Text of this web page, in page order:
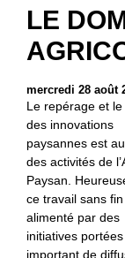
LE
mercredi 28 août
Le repérage et
des innovations
paysannes est
des activités de
Paysan.
ce travail sans
alimenté par des
initiatives
important de